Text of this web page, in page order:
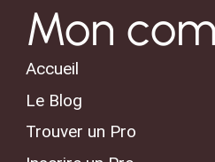
Mon
Accueil
Le Blog
Trouver un Pro